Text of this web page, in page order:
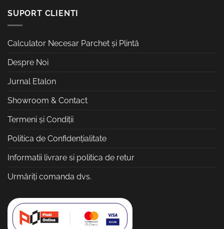
SUPORT CLIENTI
Calculator Necesar Parchet și Plintă
Despre Noi
Jurnal Etalon
Showroom & Contact
Termeni și Condiții
Politica de Confidențialitate
Informatii livrare si politica de retur
Urmăriți comanda dvs.